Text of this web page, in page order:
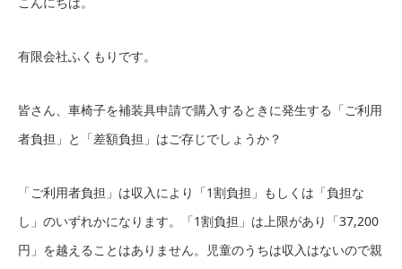
有限会社ふくもりです。
皆さん、車椅子を補装具申請で購入するときに発生する「ご利用
者負担」と「差額負担」はご存じでしょうか？
「ご利用者負担」は収入により「1割負担」もしくは「負担な
し」のいずれかになります。「1割負担」は上限があり「37,200
円」を越えることはありません。児童のうちは収入はないので親